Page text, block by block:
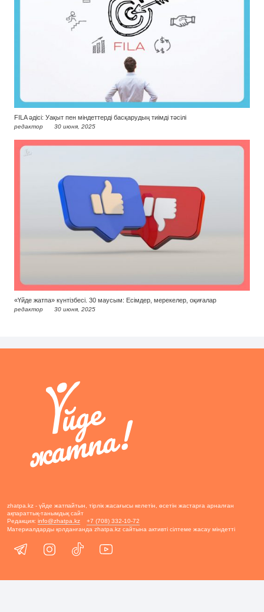
FILA әдісі: Уақыт пен міндеттерді басқарудың тиімді тәсілі
редактор 30 июня, 2025
«Үйде жатпа» күнтізбесі. 30 маусым: Есімдер, мерекелер, оқиғалар
редактор 30 июня, 2025
zhatpa.kz - үйде жатпайтын, тірлік жасағысы келетін, өсетін жастарға арналған
ақпараттық-танымдық сайт
Редакция: info@zhatpa.kz
+7 (708) 332-10-72
Материалдарды қолданғанда zhatpa.kz сайтына активті сілтеме жасау міндетті